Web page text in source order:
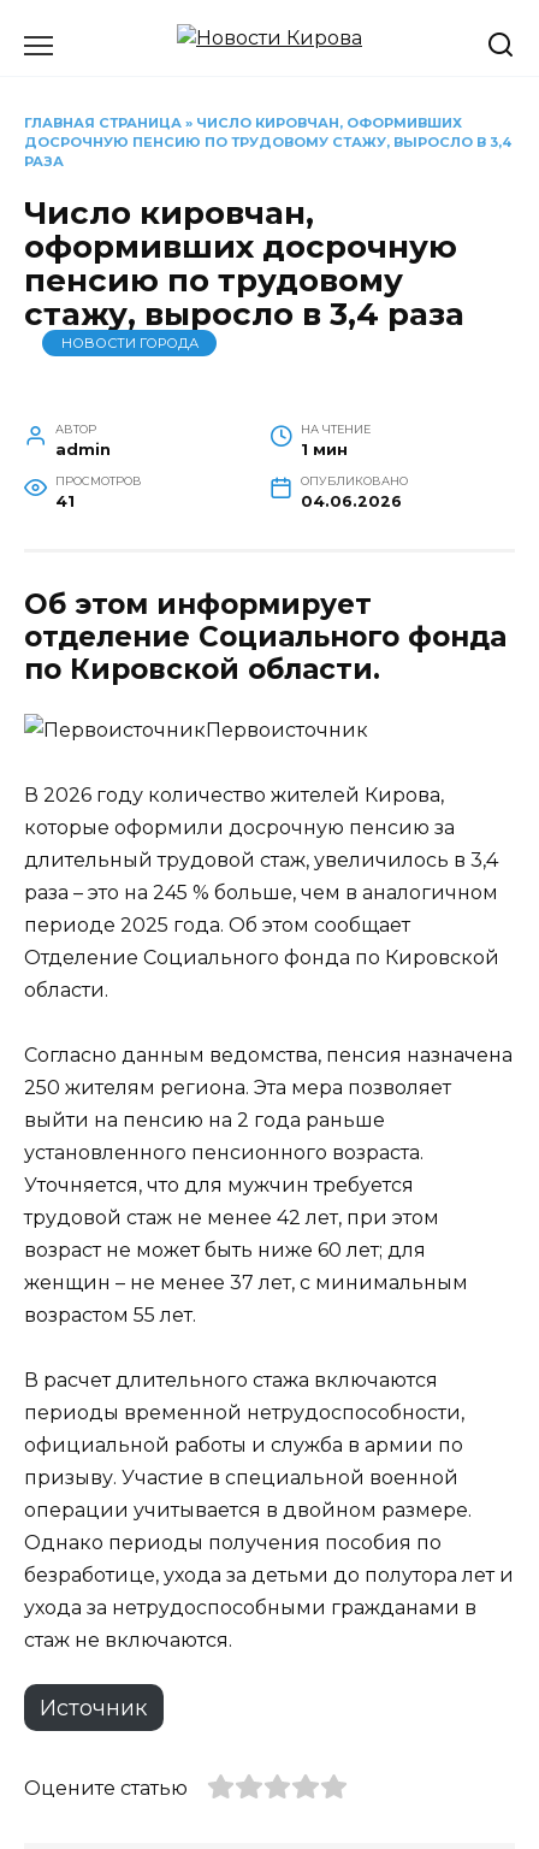
ГЛАВНАЯ СТРАНИЦА » ЧИСЛО КИРОВЧАН, ОФОРМИВШИХ
ДОСРОЧНУЮ ПЕНСИЮ ПО ТРУДОВОМУ СТАЖУ, ВЫРОСЛО В 3,4
РАЗА
Число кировчан,
оформивших досрочную
пенсию по трудовому
стажу, выросло в 3,4 раза
НОВОСТИ ГОРОДА
АВТОР
admin
НА ЧТЕНИЕ
1 мин
ПРОСМОТРОВ
41
ОПУБЛИКОВАНО
04.06.2026
Об этом информирует
отделение Социального фонда
по Кировской области.
Первоисточник
В 2026 году количество жителей Кирова,
которые оформили досрочную пенсию за
длительный трудовой стаж, увеличилось в 3,4
раза – это на 245 % больше, чем в аналогичном
периоде 2025 года. Об этом сообщает
Отделение Социального фонда по Кировской
области.
Согласно данным ведомства, пенсия назначена
250 жителям региона. Эта мера позволяет
выйти на пенсию на 2 года раньше
установленного пенсионного возраста.
Уточняется, что для мужчин требуется
трудовой стаж не менее 42 лет, при этом
возраст не может быть ниже 60 лет; для
женщин – не менее 37 лет, с минимальным
возрастом 55 лет.
В расчет длительного стажа включаются
периоды временной нетрудоспособности,
официальной работы и служба в армии по
призыву. Участие в специальной военной
операции учитывается в двойном размере.
Однако периоды получения пособия по
безработице, ухода за детьми до полутора лет и
ухода за нетрудоспособными гражданами в
стаж не включаются.
Источник
Оцените статью